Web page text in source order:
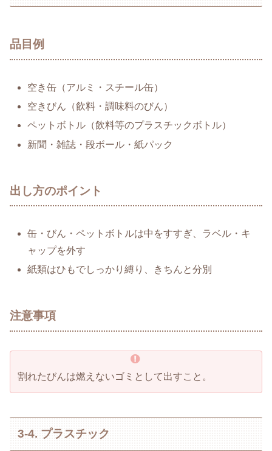
品目例
空き缶（アルミ・スチール缶）
空きびん（飲料・調味料のびん）
ペットボトル（飲料等のプラスチックボトル）
新聞・雑誌・段ボール・紙パック
出し方のポイント
缶・びん・ペットボトルは中をすすぎ、ラベル・キ
ャップを外す
紙類はひもでしっかり縛り、きちんと分別
注意事項
割れたびんは燃えないゴミとして出すこと。
3-4. プラスチック